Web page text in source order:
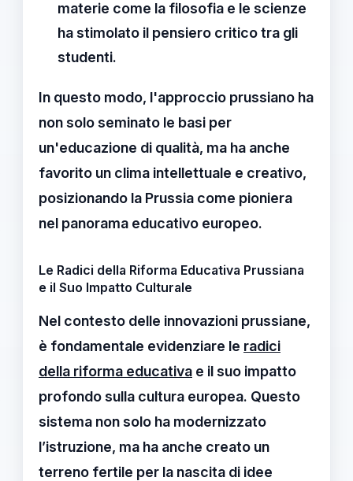
materie come la filosofia e le scienze
ha stimolato il pensiero critico tra gli
studenti.
In questo modo, l'approccio prussiano ha
non solo seminato le basi per
un'educazione di qualità, ma ha anche
favorito un clima intellettuale e creativo,
posizionando la Prussia come pioniera
nel panorama educativo europeo.
Le Radici della Riforma Educativa Prussiana
e il Suo Impatto Culturale
Nel contesto delle innovazioni prussiane,
è fondamentale evidenziare le radici
della riforma educativa e il suo impatto
profondo sulla cultura europea. Questo
sistema non solo ha modernizzato
l’istruzione, ma ha anche creato un
terreno fertile per la nascita di idee